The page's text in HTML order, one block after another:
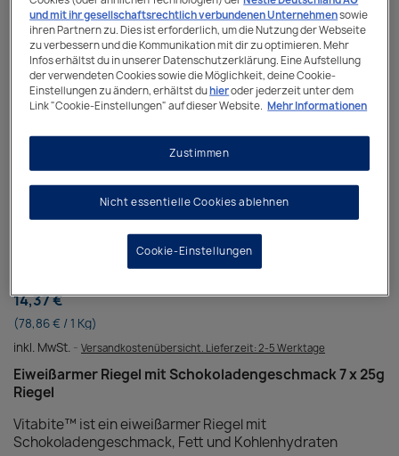
14,37 €
(78,86 € / 1 Kg)
inkl. MwSt.
Versandkostenübersicht. Lieferzeit: 2-5 Werktage
Eiweißarmer Riegel mit Schokoladengeschmack 7 x 25g
Riegel
Vitabite™ ist ein eiweißarmer Riegel mit
Schokoladengeschmack, Fett und Kohlenhydraten
und mit ihr gesellschaftsrechtlich verbundenen Unternehmensowie
ihren Partnern zu. Dies ist erforderlich, um die Nutzung der Webseite
zu verbessern und die Kommunikation mit dir zu optimieren. Mehr
Infos erhältst du in unserer Datenschutzerklärung. Eine Aufstellung
der verwendeten Cookies sowie die Möglichkeit, deine Cookie-
Einstellungen zu ändern, erhältst duhieroder jederzeit unter dem
Link "Cookie-Einstellungen" auf dieser Website. Mehr Informationen
Nicht essentielle Cookies ablehnen
Zustimmen
Cookie-Einstellungen